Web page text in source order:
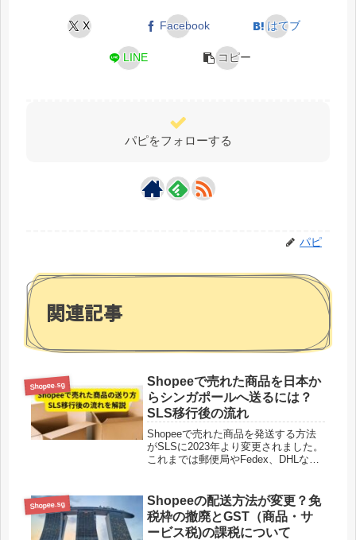
X Facebook はてブ
LINE コピー
パピをフォローする
パピ
関連記事
Shopee.sg
Shopeeで売れた商品を日本か
らシンガポールへ送るには？
SLS移行後の流れ
Shopeeで売れた商品を発送する方法
がSLSに2023年より変更されました。
これまでは郵便局やFedex、DHLなど
になります。Shopee アカウントを開
設者はSho...
Shopee.sg
Shopeeの配送方法が変更？免
税枠の撤廃とGST（商品・サ
ービス税)の課税について